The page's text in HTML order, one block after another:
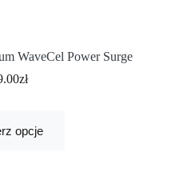
WaveCel Power Surge
zł
opcje